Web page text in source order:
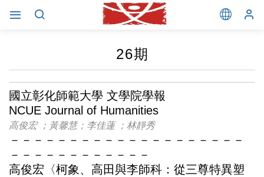
26期
國立彰化師範大學 文學院學報
NCUE Journal of Humanities
高俊宏 ；黃馨慧；李佳蓮 ；林靜秀
－－－－－－－－－－－－－－－－－－－－
－－－－－－－－－－－－
高俊宏〈柯象、高田與李師科：從三尊特異塑